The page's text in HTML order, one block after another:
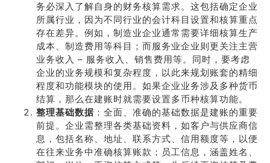
务必深入了解自身的财务核算需求。这包括确定企业
所属行业，因为不同行业的会计科目设置和核算重点
存在差异。例如，制造业企业通常需要详细核算生产
成本、制造费用等科目；而服务业企业则更关注主营
业务收入 – 服务收入、销售费用等。同时，要考虑
企业的业务规模和复杂程度，以此来规划账套的精细
程度和功能模块的使用。如果企业业务涉及多种货币
结算，那么在建账时就需要设置多币种核算功能。
整理基础数据 ：全面、准确的基础数据是建账的重要
前提。企业需整理各类基础资料，如客户与供应商信
息，包括名称、地址、联系方式、信用额度等，以便
在往来业务中准确核算账款；员工信息，涵盖姓名、